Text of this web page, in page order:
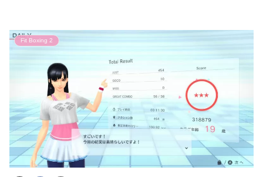
Fit Boxing 2